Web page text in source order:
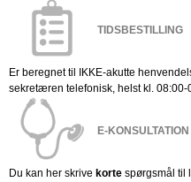
TIDSBESTILLING
Er beregnet til IKKE-akutte
sekretæren telefonisk, helst kl. 08:00-
E-KONSULTATION
Du kan her skrive korte spørgsmål til